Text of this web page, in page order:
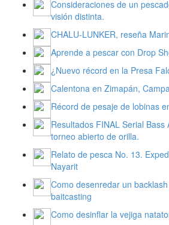
Consideraciones de un
visión distinta.
CHALU-LUNKER, reseña
Aprende a pescar con Drop
¿Nuevo récord en la Presa
Calentona en Zimapán,
Récord de pesaje de lobinas
Resultados FINAL Serial
torneo abierto de orilla.
Relato de pesca No. 13.
Nayarit
Como desenredar un
baitcasting
Como desinflar la vejiga